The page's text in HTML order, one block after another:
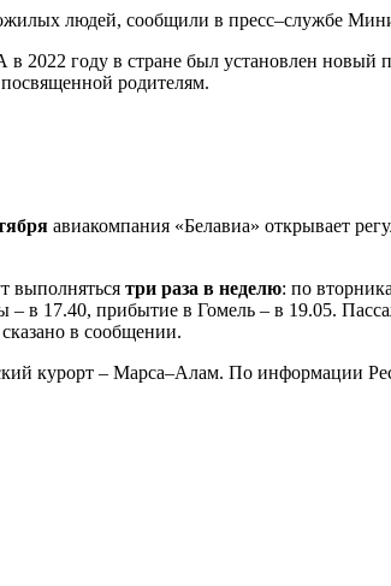
людей, сообщили в пресс–службе
в 2022 году в стране был установлен новый
родителям.
авиакомпания «Белавиа» открывает
выполняться три раза в неделю: по
– в 17.40, прибытие в Гомель – в 19.05.
в сообщении.
курорт – Марса–Алам. По информации